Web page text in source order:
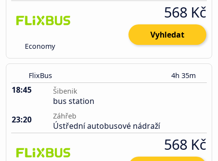
Economy
568 Kč
Vyhledat
FlixBus 4h 35m
18:45 Šibenik
bus station
23:20
Záhřeb
Ústřední autobusové nádraží
568 Kč